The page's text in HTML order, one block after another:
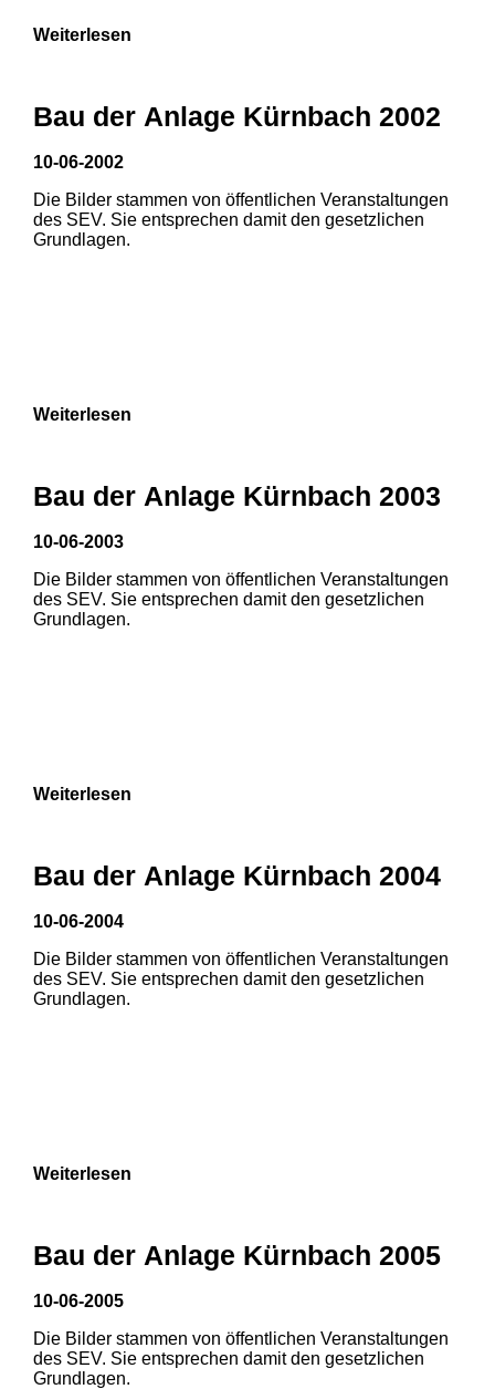
1 2
1 2 3
Weiterlesen
Bau der Anlage Kürnbach 2002
10-06-2002
Die Bilder stammen von öffentlichen Veranstaltungen
des SEV. Sie entsprechen damit den gesetzlichen
Grundlagen.
Weiterlesen
Bau der Anlage Kürnbach 2003
10-06-2003
Die Bilder stammen von öffentlichen Veranstaltungen
des SEV. Sie entsprechen damit den gesetzlichen
Grundlagen.
Weiterlesen
Bau der Anlage Kürnbach 2004
10-06-2004
Die Bilder stammen von öffentlichen Veranstaltungen
des SEV. Sie entsprechen damit den gesetzlichen
Grundlagen.
Weiterlesen
Bau der Anlage Kürnbach 2005
10-06-2005
Die Bilder stammen von öffentlichen Veranstaltungen
des SEV. Sie entsprechen damit den gesetzlichen
Grundlagen.